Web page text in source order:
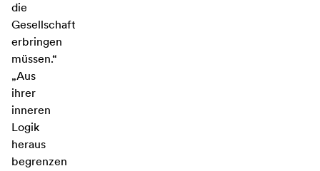
die
Gesellschaft
erbringen
müssen.“
„Aus
ihrer
inneren
Logik
heraus
begrenzen